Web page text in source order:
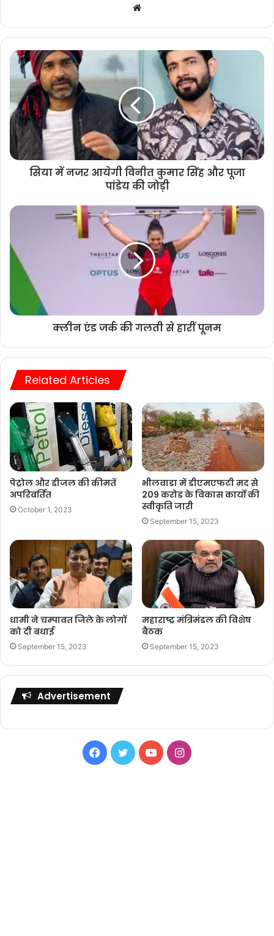
Website
सिया में नजर आयेगी विनीत कुमार सिंह और पूजा
पांडेय की जोड़ी
क्लीन एंड जर्क की गलती से हारीं पूनम
Related Articles
पेट्रोल और डीजल की कीमतें
अपरिवर्तित
October 1, 2023
भीलवाडा में डीएमएफटी मद से
209 करोड के विकास कार्यो की
स्वीकृति जारी
September 15, 2023
धामी ने चम्पावत जिले के लोगों
को दी बधाई
September 15, 2023
महाराष्ट्र मंत्रिमंडल की विशेष
बैठक
September 15, 2023
Advertisement
Facebook
TwitterYouTubeInstagram